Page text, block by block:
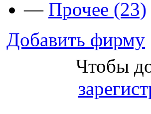
— Прочее (23)
Добавить фирму
Чтобы